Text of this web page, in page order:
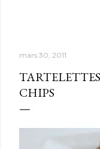
mars 30, 2011
CHIPS